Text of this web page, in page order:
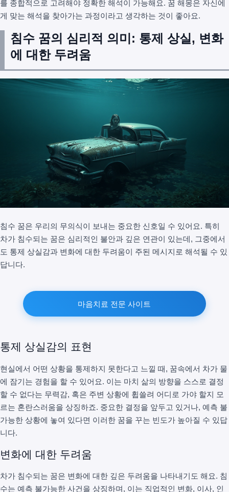
를 종합적으로 고려해야 정확한 해석이 가능해요. 꿈 해몽은 자신에
게 맞는 해석을 찾아가는 과정이라고 생각하는 것이 좋아요.
침수 꿈의 심리적 의미: 통제 상실, 변화
에 대한 두려움
침수 꿈은 우리의 무의식이 보내는 중요한 신호일 수 있어요. 특히
차가 침수되는 꿈은 심리적인 불안과 깊은 연관이 있는데, 그중에서
도 통제 상실감과 변화에 대한 두려움이 주된 메시지로 해석될 수 있
답니다.
마음치료 전문 사이트
통제 상실감의 표현
현실에서 어떤 상황을 통제하지 못한다고 느낄 때, 꿈속에서 차가 물
에 잠기는 경험을 할 수 있어요. 이는 마치 삶의 방향을 스스로 결정
할 수 없다는 무력감, 혹은 주변 상황에 휩쓸려 어디로 가야 할지 모
르는 혼란스러움을 상징하죠. 중요한 결정을 앞두고 있거나, 예측 불
가능한 상황에 놓여 있다면 이러한 꿈을 꾸는 빈도가 높아질 수 있답
니다.
변화에 대한 두려움
차가 침수되는 꿈은 변화에 대한 깊은 두려움을 나타내기도 해요. 침
수는 예측 불가능한 사건을 상징하며, 이는 직업적인 변화, 이사, 인